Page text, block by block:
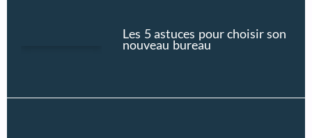
Les 5 astuces pour choisir son
nouveau bureau